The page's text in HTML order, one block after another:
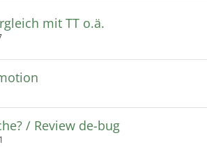
mit TT o.ä.
/ Review de-bug